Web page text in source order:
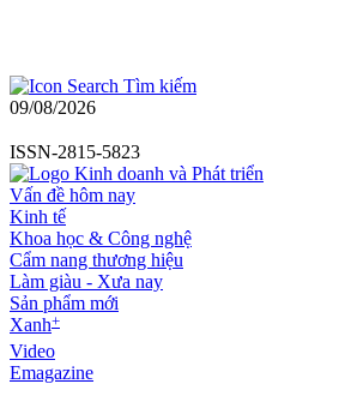
Tìm kiếm
09/08/2026
ISSN-2815-5823
Vấn đề hôm nay
Kinh tế
Khoa học & Công nghệ
Cẩm nang thương hiệu
Làm giàu - Xưa nay
Sản phẩm mới
Xanh+
Video
Emagazine